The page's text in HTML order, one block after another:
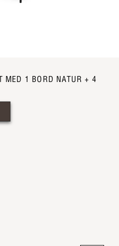
MED 1 BORD NATUR + 4